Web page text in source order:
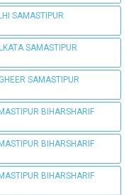
SAMASTIPUR
SAMASTIPUR
SAMASTIPUR
BIHARSHARIF
BIHARSHARIF
BIHARSHARIF